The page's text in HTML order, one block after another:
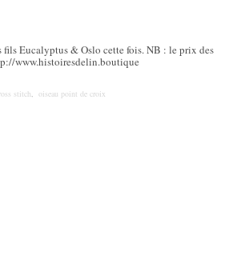
Eucalyptus & Oslo cette fois. NB : le prix des
www.histoiresdelin.boutique
stitch, oiseau point de croix